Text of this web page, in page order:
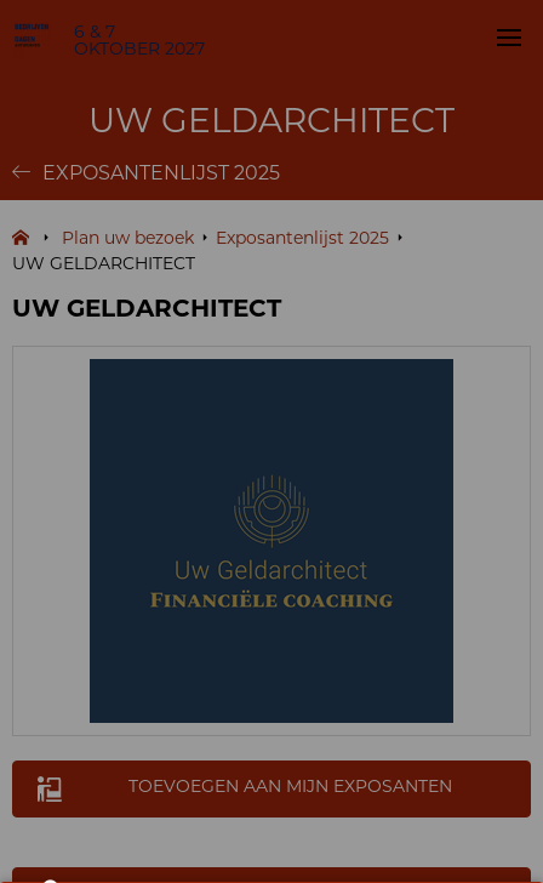
6 & 7
OKTOBER 2027
UW GELDARCHITECT
EXPOSANTENLIJST 2025
Plan uw bezoek
Exposantenlijst 2025
UW GELDARCHITECT
UW GELDARCHITECT
TOEVOEGEN AAN MIJN EXPOSANTEN